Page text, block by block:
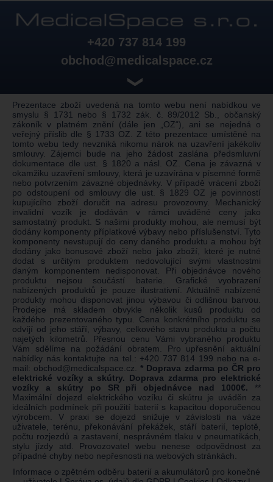
+420 737 814 199
obchod@medicalspace.cz
❯
Prezentace zboží uvedená na tomto webu není nabídkou ve
smyslu § 1731 nebo § 1732 zák. č. 89/2012 Sb., občanský
zákoník v platném znění (dále jen „OZ“), ani se nejedná o
veřejný příslib dle § 1733 OZ. Z této prezentace umístěné na
tomto webu tedy nevzniká nikomu nárok na uzavření jakékoliv
smlouvy. Zájemci bude na jeho žádost zaslána předsmluvní
dokumentace dle ust. § 1820 a násl. OZ. Cena je závazná v
okamžiku uzavření smlouvy, která je uzavírána v písemné formě
nebo potvrzením závazné objednávky. V případě vrácení zboží
po odstoupení od smlouvy dle ust. § 1829 OZ je povinností
kupujícího zboží doručit na adresu provozovny. Mechanický
invalidní vozík je dodáván v rámci uváděné ceny jako
samostatný produkt. S našimi produkty mohou, ale nemusí být
dodány komponenty příplatkové výbavy nebo příslušenství. Tyto
komponenty nevstupují do ceny daného produktu a mohou být
dodány jako bonusové zboží nebo jako zboží, které je nutné
dodat s určitým produktem nedovolující svými vlastnostmi
daným komponentem nedisponovat. Při objednávce nového
produktu nejsou součástí baterie. Grafické vyobrazení
nabízených produktů je pouze ilustrativní. Aktuálně nabízené
produkty mohou disponovat jinou výbavou či odlišnou barvou.
Prodejce má skladem obvykle několik kusů produktu od
každého prezentovaného typu. Cena konkrétního produktu se
odvíjí od jeho stáří, výbavy, celkového stavu produktu a počtu
najetých kilometrů. Přesnou cenu Vámi vybraného produktu
Vám sdělíme na požádání obratem. Pro upřesnění aktuální
nabídky nás kontaktujte na tel.: +420 737 814 199 nebo na e-
mail: obchod@medicalspace.cz
* Doprava zdarma po ČR pro
elektrické vozíky a skútry. Doprava zdarma pro elektrické
vozíky a skútry po SR při objednávce nad 1000€. **
Maximální dojezd elektrického vozíku či skútru je uváděn za
ideálních podmínek při použití baterií s kapacitou doporučenou
výrobcem. V praxi se dojezd snižuje v závislosti na váze
uživatele, terénu, překonávání překážek, stáří baterií, teplotě,
počtu rozjezdů a zastavení, nesprávném tlaku v pneumatikách,
stylu jízdy atd. Provozovatel webu nenese odpovědnost za
případné chyby nebo nepřesnosti na webových stránkách.
Informace o zpětném odběru baterií a akumulátorů pro konečné